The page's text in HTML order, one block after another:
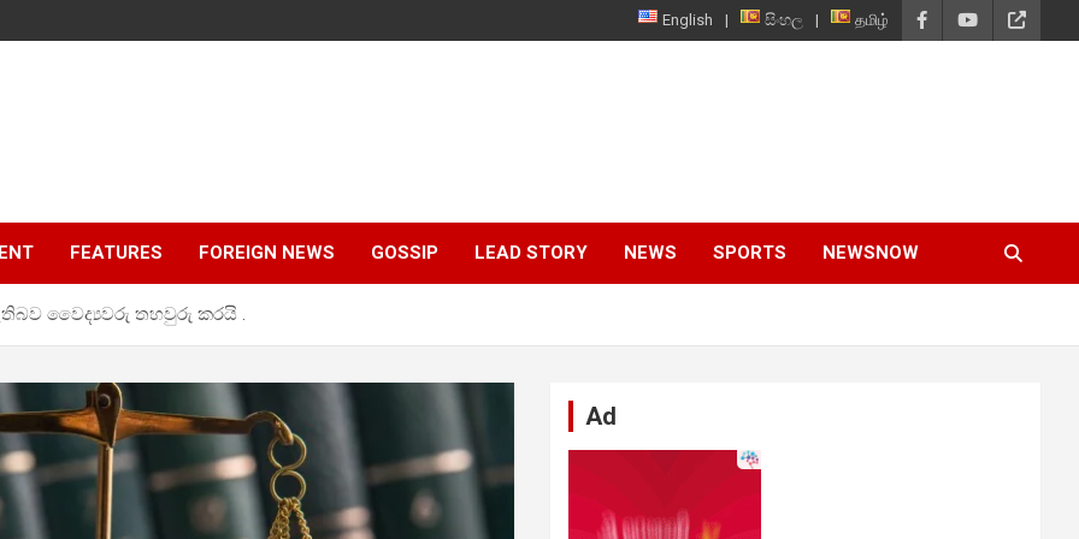
English සිංහල தமிழ்
FEATURES FOREIGN NEWS GOSSIP LEAD STORY NEWS SPORTS NEWSNOW
වෛද්‍යවරු තහවුරු කරයි .
Ad